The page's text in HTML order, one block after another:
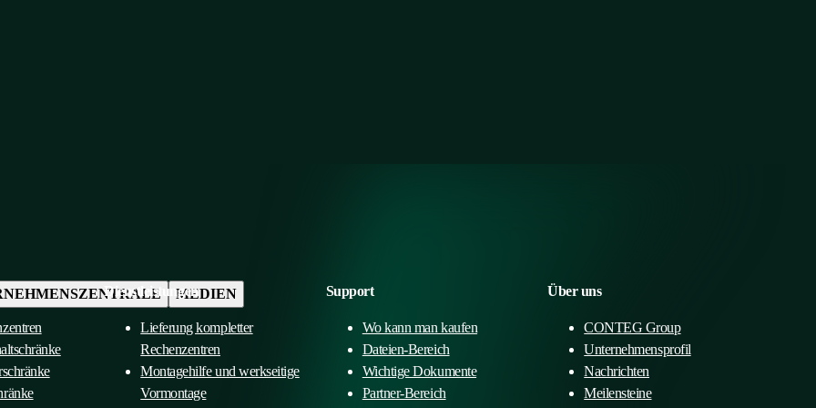
MEDIEN
Dienstleistungen
Lieferung kompletter
Rechenzentren
Montagehilfe und werkseitige
Vormontage
Support
Wo kann man kaufen
Dateien-Bereich
Wichtige Dokumente
Partner-Bereich
Über uns
CONTEG Group
Unternehmensprofil
Nachrichten
Meilensteine